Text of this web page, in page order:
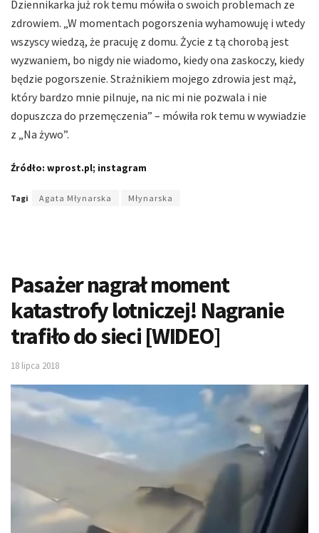
Dziennikarka już rok temu mówiła o swoich problemach ze
zdrowiem. „W momentach pogorszenia wyhamowuję i wtedy
wszyscy wiedzą, że pracuję z domu. Życie z tą chorobą jest
wyzwaniem, bo nigdy nie wiadomo, kiedy ona zaskoczy, kiedy
będzie pogorszenie. Strażnikiem mojego zdrowia jest mąż,
który bardzo mnie pilnuje, na nic mi nie pozwala i nie
dopuszcza do przemęczenia” – mówiła rok temu w wywiadzie
z „Na żywo”.
Źródło: wprost.pl; instagram
Tagi Agata Młynarska Młynarska
Pasażer nagrał moment
katastrofy lotniczej! Nagranie
trafiło do sieci [WIDEO]
18 lipca 2018